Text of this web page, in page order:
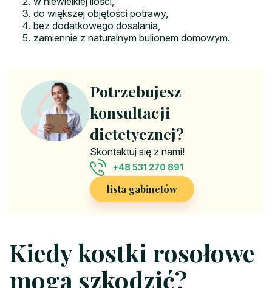
do większej objętości potrawy,
bez dodatkowego dosalania,
zamiennie z naturalnym bulionem domowym.
Potrzebujesz
konsultacji
dietetycznej?
Skontaktuj się z nami!
+48 531 270 891
lista gabinetów
Kiedy kostki rosołowe
mogą szkodzić?